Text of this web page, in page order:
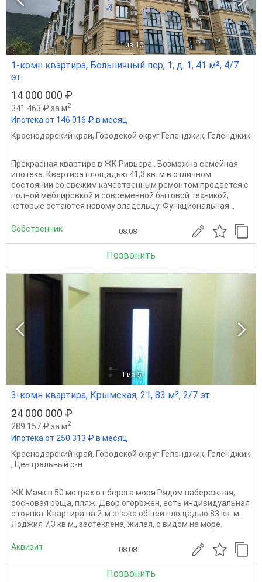
1 из 10
1-комн квартира, Больничный пер, 1, д. 1, 41 м², 4/7
эт.
14 000 000 ₽
341 463 ₽ за м2
Ипотека от 146 016 ₽ в месяц
Краснодарский край, Городской округ Геленджик, Геленджик
Прекрасная квартира в ЖК Ривьера . Возможна семейная
ипотека. Квартира площадью 41,3 кв. м в отличном
состоянии со свежим качественным ремонтом продается с
полной меблировкой и современной бытовой техникой,
которые остаются новому владельцу. Функциональная...
Собственник 08.08
Позвонить
1 из 5
3-комн квартира, Крымская, 21, 83 м², 2/7 эт.
24 000 000 ₽
289 157 ₽ за м2
Ипотека от 250 313 ₽ в месяц
Краснодарский край, Городской округ Геленджик, Геленджик
, Центральный р-н
ЖК Маяк в 50 метрах от берега моря.Рядом набережная,
сосновая роща, пляж. Двор огорожен, есть индивидуальная
стоянка. Квартира на 2-м этаже общей площадью 83 кв. м.
Лоджия 7,3 кв.м., застеклена, жилая, с видом на море.
Аквизит 08.08
Позвонить